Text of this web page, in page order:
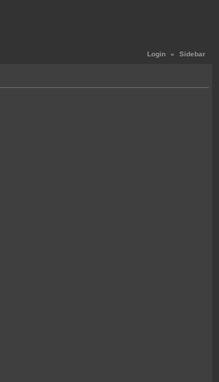
Login « Sidebar